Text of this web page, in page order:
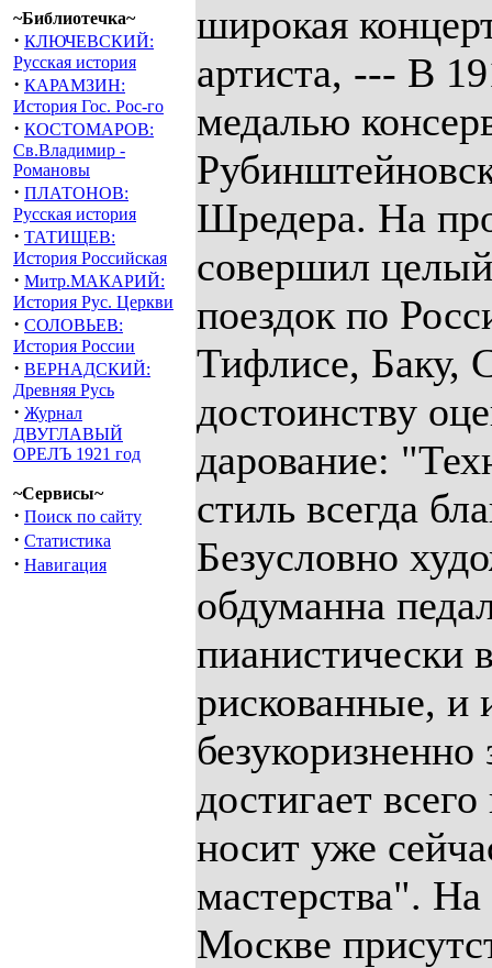
~Библиотечка~
· КЛЮЧЕВСКИЙ:
Русская история
· КАРАМЗИН:
История Гос. Рос-го
· КОСТОМАРОВ:
Св.Владимир -
Романовы
· ПЛАТОНОВ:
Русская история
· ТАТИЩЕВ:
История Российская
· Митр.МАКАРИЙ:
История Рус. Церкви
· СОЛОВЬЕВ:
История России
· ВЕРНАДСКИЙ:
Древняя Русь
· Журнал
ДВУГЛАВЫЙ
ОРЕЛЪ 1921 год
~Сервисы~
· Поиск по сайту
· Статистика
· Навигация
широкая
артиста, --- В
медалью
Шредера. На
совершил
поездок по
Тифлисе, Баку,
достоинству
дарование:
стиль всегда
Безусловно
обдуманна
пианистически
рискованные, и
достигает
носит уже
мастерства".
Москве